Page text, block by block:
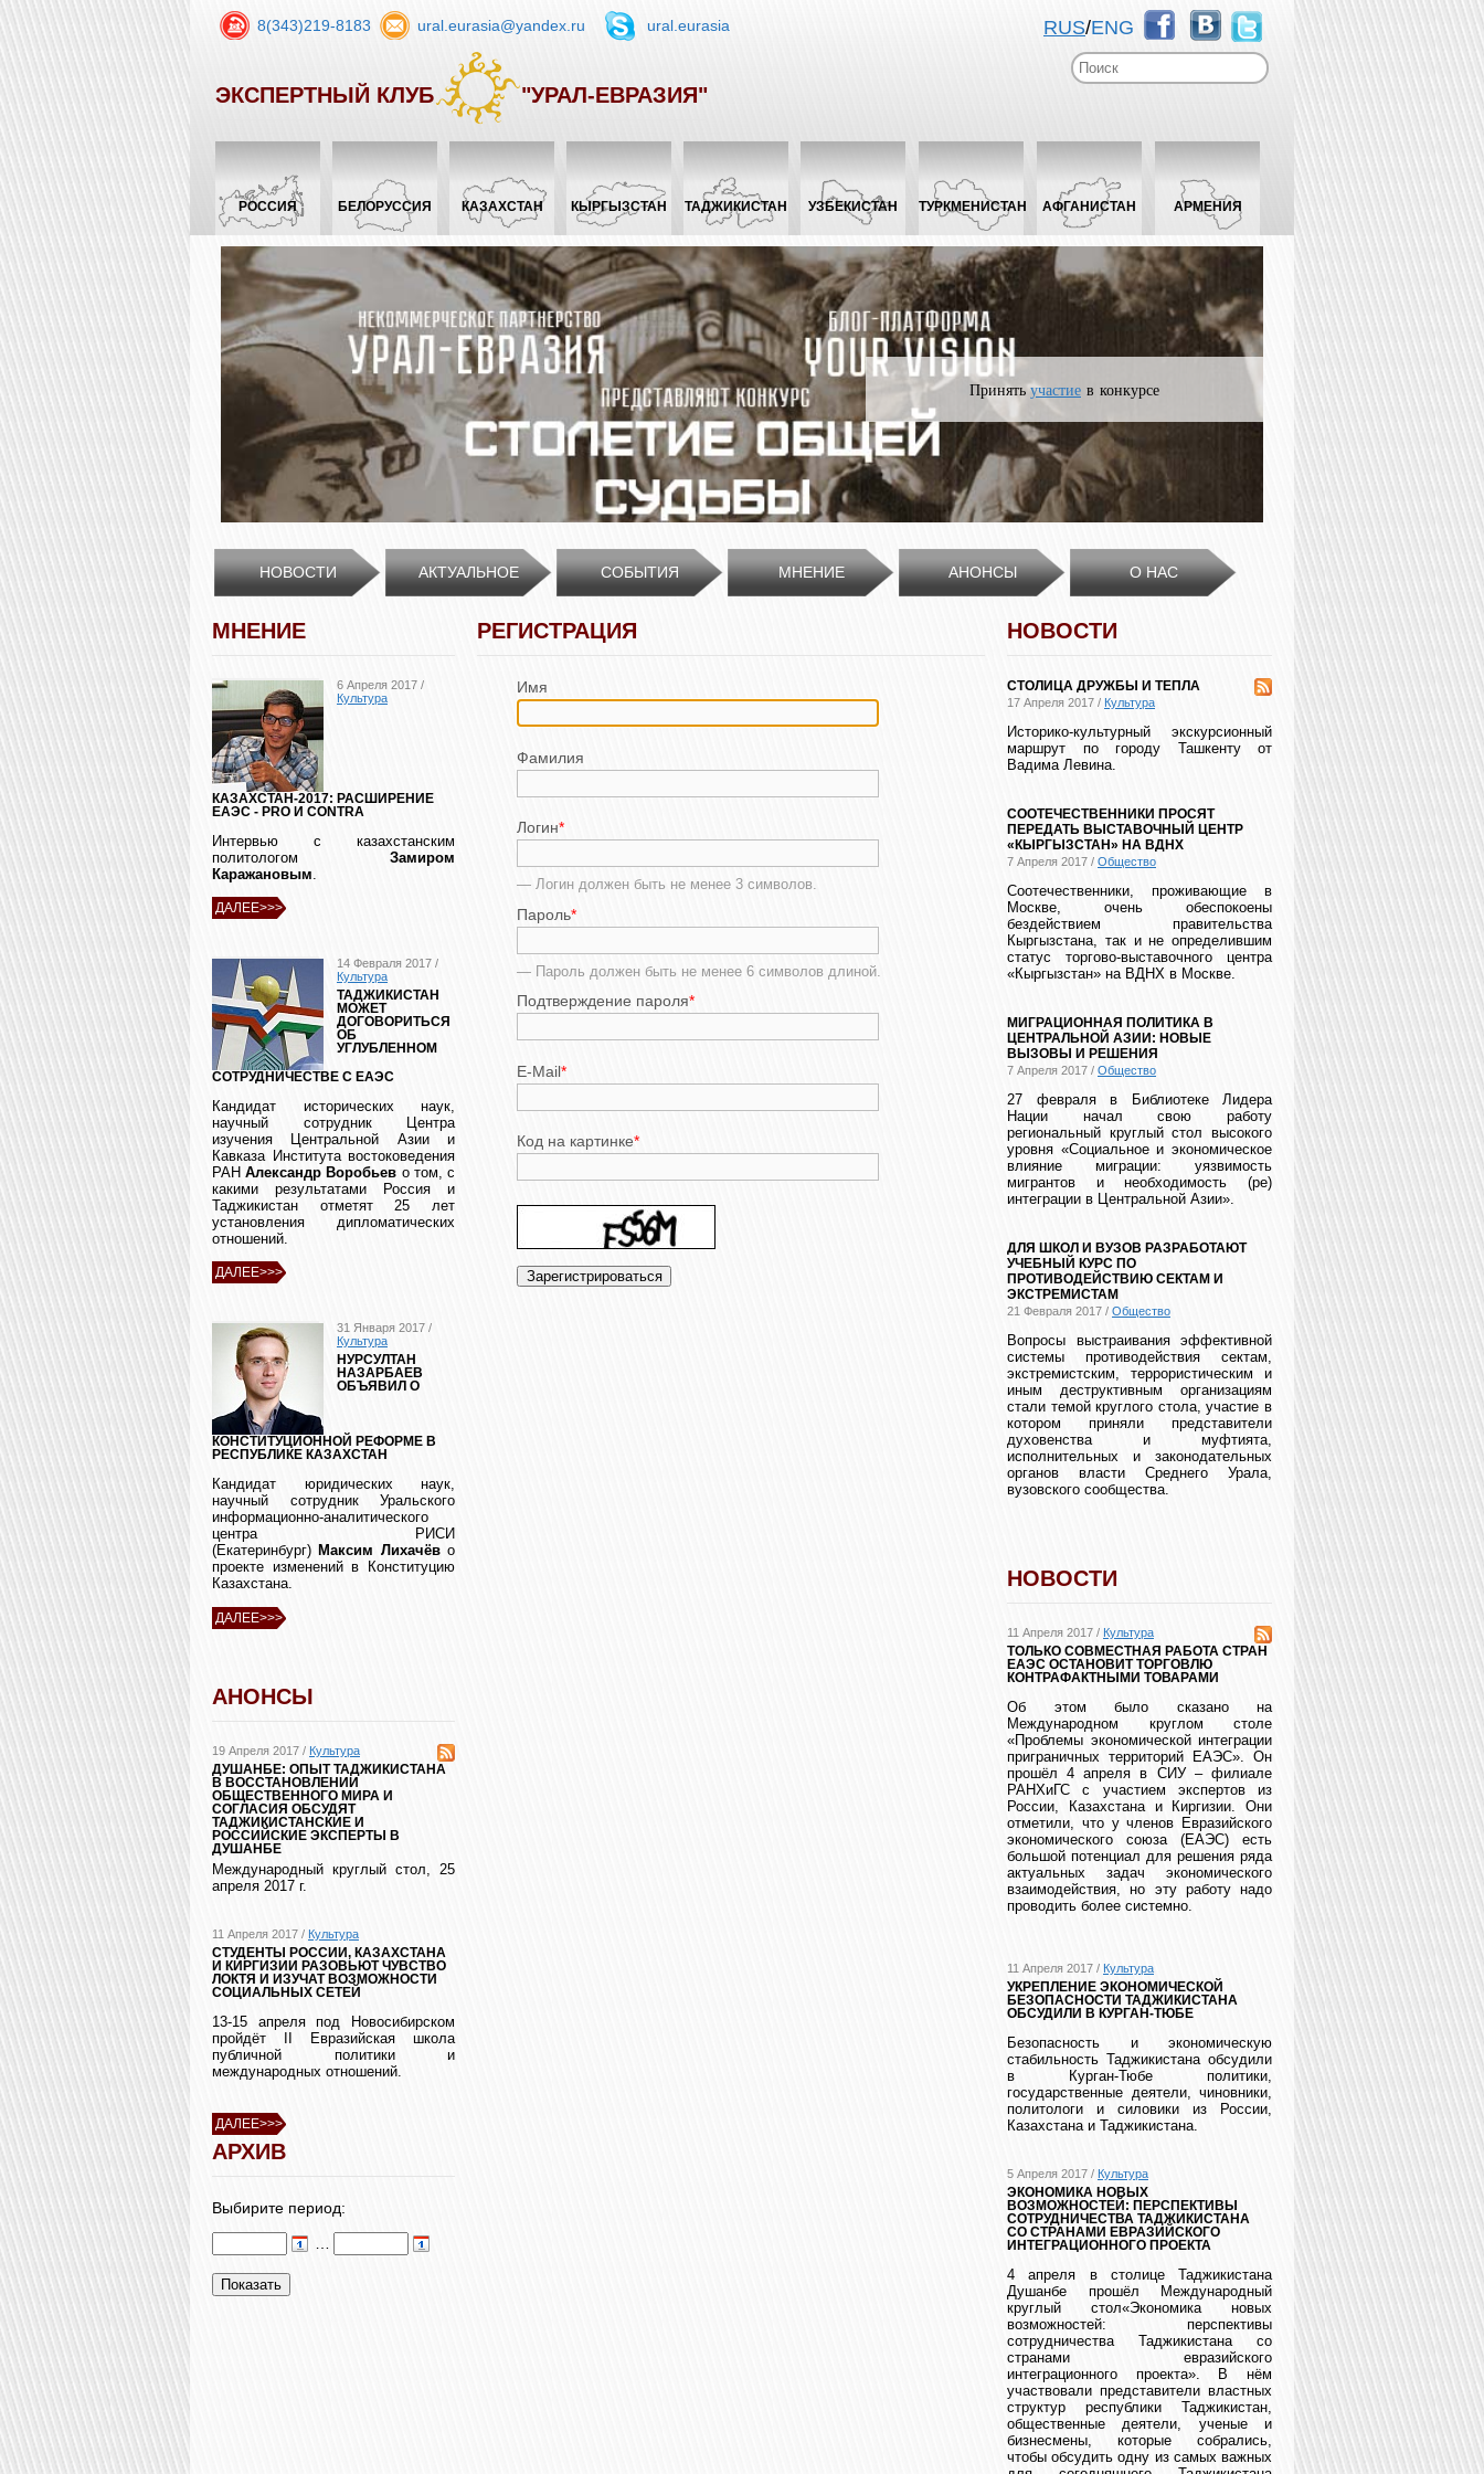
8(343)219-8183 ural.eurasia@yandex.ru ural.eurasia
ЭКСПЕРТНЫЙ КЛУБ "УРАЛ-ЕВРАЗИЯ"
RUS/ENG
РОССИЯ БЕЛОРУССИЯ КАЗАХСТАН КЫРГЫЗСТАН ТАДЖИКИСТАН УЗБЕКИСТАН ТУРКМЕНИСТАН АФГАНИСТАН АРМЕНИЯ
Принятьучастие в конкурсе
НОВОСТИ АКТУАЛЬНОЕ СОБЫТИЯ МНЕНИЕ АНОНСЫ О НАС
МНЕНИЕ
6 Апреля 2017 /
Культура
КАЗАХСТАН-2017: РАСШИРЕНИЕ
ЕАЭС - PRO И CONTRA
Интервью с казахстанским
политологом Замиром
Каражановым.
ДАЛЕЕ>>>
14 Февраля 2017 /
Культура
ТАДЖИКИСТАН
МОЖЕТ
ДОГОВОРИТЬСЯ
ОБ
УГЛУБЛЕННОМ
СОТРУДНИЧЕСТВЕ С ЕАЭС
Кандидат исторических наук,
научный сотрудник Центра
изучения Центральной Азии и
Кавказа Института востоковедения
РАНАлександр Воробьев о том, с
какими результатами Россия и
Таджикистан отметят 25 лет
установления дипломатических
отношений.
ДАЛЕЕ>>>
31 Января 2017 /
Культура
НУРСУЛТАН
НАЗАРБАЕВ
ОБЪЯВИЛ О
КОНСТИТУЦИОННОЙ РЕФОРМЕ В
РЕСПУБЛИКЕ КАЗАХСТАН
Кандидат юридических наук,
научный сотрудник Уральского
информационно-аналитического
центра РИСИ
(Екатеринбург) Максим Лихачёво
проекте изменений в Конституцию
Казахстана.
ДАЛЕЕ>>>
АНОНСЫ
19 Апреля 2017 / Культура
ДУШАНБЕ: ОПЫТ ТАДЖИКИСТАНА
В ВОССТАНОВЛЕНИИ
ОБЩЕСТВЕННОГО МИРА И
СОГЛАСИЯ ОБСУДЯТ
ТАДЖИКИСТАНСКИЕ И
РОССИЙСКИЕ ЭКСПЕРТЫ В
ДУШАНБЕ
Международный круглый стол, 25
апреля 2017 г.
11 Апреля 2017 / Культура
СТУДЕНТЫ РОССИИ, КАЗАХСТАНА
И КИРГИЗИИ РАЗОВЬЮТ ЧУВСТВО
ЛОКТЯ И ИЗУЧАТ ВОЗМОЖНОСТИ
СОЦИАЛЬНЫХ СЕТЕЙ
13-15 апреля под Новосибирском
пройдёт II Евразийская школа
публичной политики и
международных отношений.
ДАЛЕЕ>>>
АРХИВ
Выбирите период:
РЕГИСТРАЦИЯ
Имя
Фамилия
Логин*
— Логин должен быть не менее 3 символов.
Пароль*
— Пароль должен быть не менее 6 символов длиной.
Подтверждение пароля*
E-Mail*
Код на картинке*
НОВОСТИ
СТОЛИЦА ДРУЖБЫ И ТЕПЛА
17 Апреля 2017 / Культура
Историко-культурный экскурсионный
маршрут по городу Ташкенту от
Вадима Левина.
СООТЕЧЕСТВЕННИКИ ПРОСЯТ
ПЕРЕДАТЬ ВЫСТАВОЧНЫЙ ЦЕНТР
«КЫРГЫЗСТАН» НА ВДНХ
7 Апреля 2017 / Общество
Соотечественники, проживающие в
Москве, очень обеспокоены
бездействием правительства
Кыргызстана, так и не определившим
статус торгово-выставочного центра
«Кыргызстан» на ВДНХ в Москве.
МИГРАЦИОННАЯ ПОЛИТИКА В
ЦЕНТРАЛЬНОЙ АЗИИ: НОВЫЕ
ВЫЗОВЫ И РЕШЕНИЯ
7 Апреля 2017 / Общество
27 февраля в Библиотеке Лидера
Нации начал свою работу
региональный круглый стол высокого
уровня «Социальное и экономическое
влияние миграции: уязвимость
мигрантов и необходимость (ре)
интеграции в Центральной Азии».
ДЛЯ ШКОЛ И ВУЗОВ РАЗРАБОТАЮТ
УЧЕБНЫЙ КУРС ПО
ПРОТИВОДЕЙСТВИЮ СЕКТАМ И
ЭКСТРЕМИСТАМ
21 Февраля 2017 / Общество
Вопросы выстраивания эффективной
системы противодействия сектам,
экстремистским, террористическим и
иным деструктивным организациям
стали темой круглого стола, участие в
котором приняли представители
духовенства и муфтията,
исполнительных и законодательных
органов власти Среднего Урала,
вузовского сообщества.
НОВОСТИ
11 Апреля 2017 / Культура
ТОЛЬКО СОВМЕСТНАЯ РАБОТА СТРАН
ЕАЭС ОСТАНОВИТ ТОРГОВЛЮ
КОНТРАФАКТНЫМИ ТОВАРАМИ
Об этом было сказано на
Международном круглом столе
«Проблемы экономической интеграции
приграничных территорий ЕАЭС». Он
прошёл 4 апреля в СИУ – филиале
РАНХиГС с участием экспертов из
России, Казахстана и Киргизии. Они
отметили, что у членов Евразийского
экономического союза (ЕАЭС) есть
большой потенциал для решения ряда
актуальных задач экономического
взаимодействия, но эту работу надо
проводить более системно.
11 Апреля 2017 / Культура
УКРЕПЛЕНИЕ ЭКОНОМИЧЕСКОЙ
БЕЗОПАСНОСТИ ТАДЖИКИСТАНА
ОБСУДИЛИ В КУРГАН-ТЮБЕ
Безопасность и экономическую
стабильность Таджикистана обсудили
в Курган-Тюбе политики,
государственные деятели, чиновники,
политологи и силовики из России,
Казахстана и Таджикистана.
5 Апреля 2017 / Культура
ЭКОНОМИКА НОВЫХ
ВОЗМОЖНОСТЕЙ: ПЕРСПЕКТИВЫ
СОТРУДНИЧЕСТВА ТАДЖИКИСТАНА
СО СТРАНАМИ ЕВРАЗИЙСКОГО
ИНТЕГРАЦИОННОГО ПРОЕКТА
4 апреля в столице Таджикистана
Душанбе прошёл Международный
круглый стол«Экономика новых
возможностей: перспективы
сотрудничества Таджикистана со
странами евразийского
интеграционного проекта». В нём
участвовали представители властных
структур республики Таджикистан,
общественные деятели, ученые и
бизнесмены, которые собрались,
чтобы обсудить одну из самых важных